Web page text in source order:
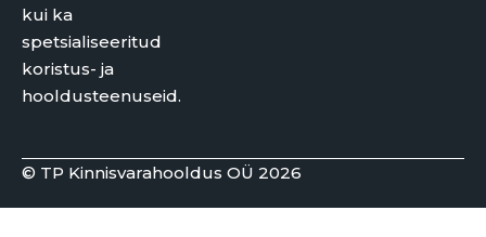
kui ka
spetsialiseeritud
koristus- ja
hooldusteenuseid.
© TP Kinnisvarahooldus OÜ 2026